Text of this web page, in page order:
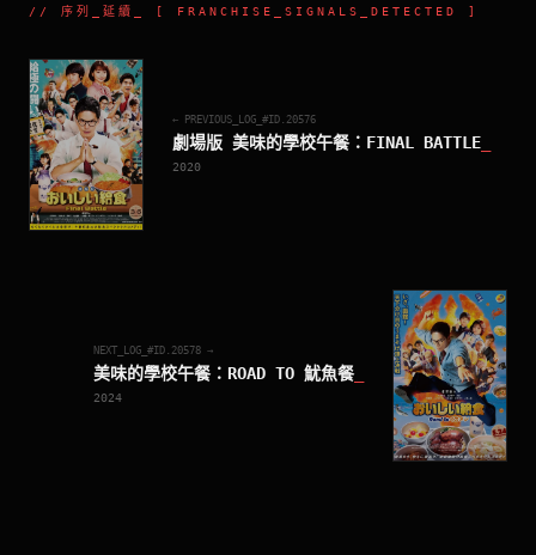
// 序列_延續 _ [ FRANCHISE_SIGNALS_DETECTED ]
← PREVIOUS_LOG_#ID. 20576
劇場版 美味的學校午餐：FINAL BATTLE
2020
NEXT_LOG_#ID. 20578 →
美味的學校午餐：ROAD TO 魷魚餐
2024